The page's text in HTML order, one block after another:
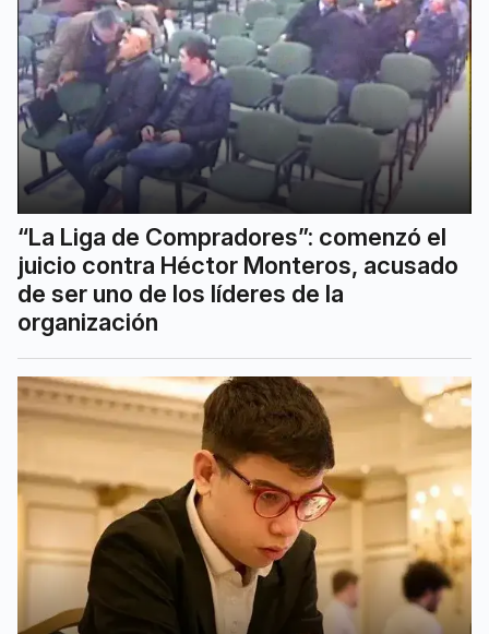
“La Liga de Compradores”: comenzó el
juicio contra Héctor Monteros, acusado
de ser uno de los líderes de la
organización